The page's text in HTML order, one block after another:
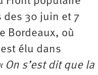
des 30 juin et 7
Bordeaux, où
élu dans
On s’est dit que la